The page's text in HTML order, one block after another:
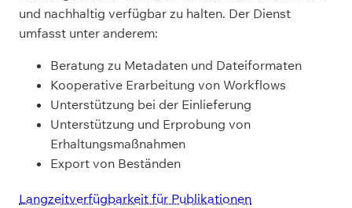
und nachhaltig verfügbar zu halten. Der Dienst
umfasst unter anderem:
Beratung zu Metadaten und Dateiformaten
Kooperative Erarbeitung von Workflows
Unterstützung bei der Einlieferung
Unterstützung und Erprobung von
Erhaltungsmaßnahmen
Export von Beständen
Langzeitverfügbarkeit für Publikationen